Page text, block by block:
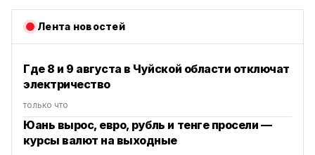
Лента новостей
Где 8 и 9 августа в Чуйской области отключат
электричество
только что
Юань вырос, евро, рубль и тенге просели —
курсы валют на выходные